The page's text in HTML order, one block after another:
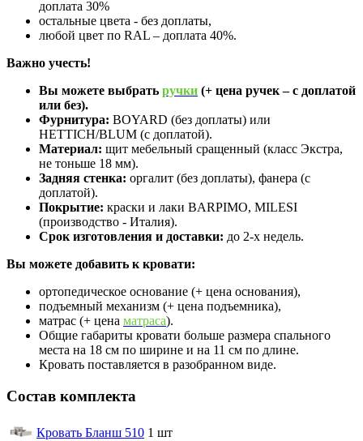
доплата 30%
остальные цвета - без доплаты,
любой цвет по RAL – доплата 40%.
Важно учесть!
Вы можете выбрать ручки (+ цена ручек – с доплатой
или без).
Фурнитура: BOYARD (без доплаты) или
HETTICH/BLUM (с доплатой).
Материал: щит мебельный сращенный (класс Экстра,
не тоньше 18 мм).
Задняя стенка: оргалит (без доплаты), фанера (с
доплатой).
Покрытие: краски и лаки BARPIMO, MILESI
(производство - Италия).
Срок изготовления и доставки: до 2-х недель.
Вы можете добавить к кровати:
ортопедическое основание (+ цена основания),
подъемный механизм (+ цена подъемника),
матрас (+ цена матраса).
Общие габариты кровати больше размера спального
места на 18 см по ширине и на 11 см по длине.
Кровать поставляется в разобранном виде.
Состав комплекта
Кровать Бланш 510 1 шт